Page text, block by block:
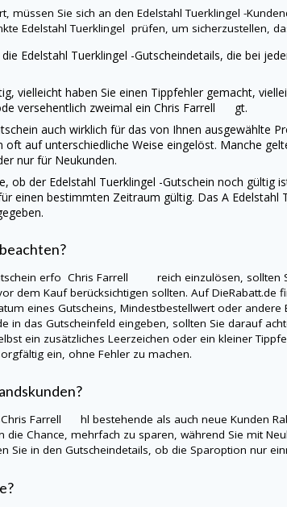
müssen Sie sich an denEdelstahl Tuerklingel-
Edelstahl Tuerklingelprüfen, um sicherzustellen,
Edelstahl Tuerklingel -Gutscheindetails, die bei
vielleicht haben Sie einen Tippfehler gemacht,
versehentlich zweimal ein Chris Farrell gt.
auch wirklich für das von Ihnen ausgewählte
oft auf unterschiedliche Weise eingelöst. Manche
nur für Neukunden.
ob der Edelstahl Tuerklingel -Gutschein noch gültig
einen bestimmten Zeitraum gültig. Das A Edelstahl
erfo Chris Farrell reich einzulösen, sollten
dem Kauf berücksichtigen sollten. AufDieRabatt.de
eines Gutscheins, Mindestbestellwert oder andere
in das Gutscheinfeld eingeben, sollten Sie darauf
ein zusätzliches Leerzeichen oder ein kleiner
ein, ohne Fehler zu machen.
Farrell hl bestehende als auch neue Kunden
die Chance, mehrfach zu sparen, während Sie mit
Sie in den Gutscheindetails, ob die Sparoption nur